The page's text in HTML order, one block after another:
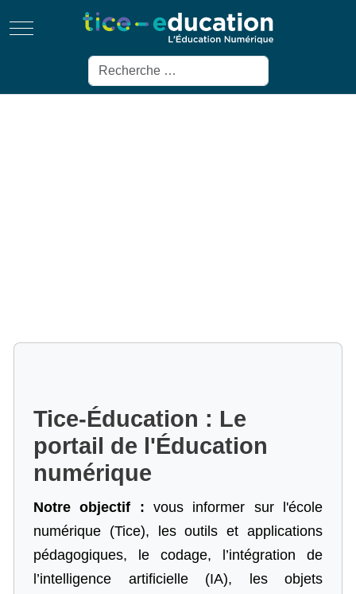
Mobile Menu Toggle
Rechercher
Tice-Éducation : Le
portail de l'Éducation
numérique
Notre objectif : vous informer sur l'école
numérique (Tice), les outils et applications
pédagogiques, le codage,
l’intégration de
l’intelligence artificielle (IA), les objets